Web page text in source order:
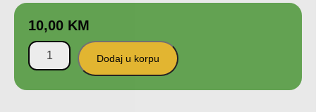
10,00 KM
Dodaj u korpu